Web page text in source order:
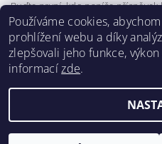
Buďte první, kdo napíše příspěvek
Přidat komentář
2026 ©Forsteel.eu, všechna práva
Používáme cookies,
prohlížení webu a díky
zlepšovali jeho funkce,
informacízde.